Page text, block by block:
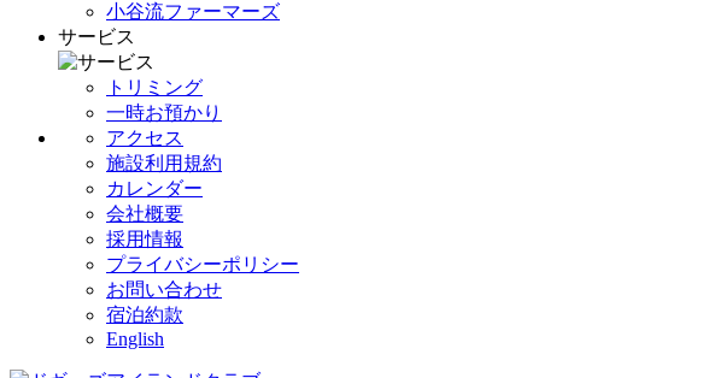
小谷流ファーマーズ
サービス
トリミング
一時お預かり
アクセス
施設利用規約
カレンダー
会社概要
採用情報
プライバシーポリシー
お問い合わせ
宿泊約款
English